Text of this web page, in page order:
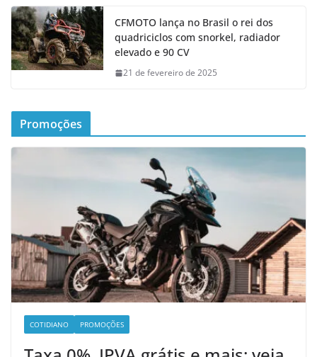
CFMOTO lança no Brasil o rei dos
quadriciclos com snorkel, radiador
elevado e 90 CV
21 de fevereiro de 2025
Promoções
COTIDIANO PROMOÇÕES